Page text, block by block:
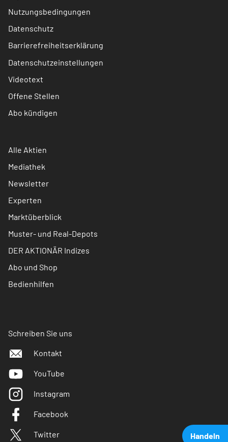
Handeln
Nutzungsbedingungen
Datenschutz
Barrierefreiheitserklärung
Datenschutzeinstellungen
Videotext
Offene Stellen
Abo kündigen
Alle Aktien
Mediathek
Newsletter
Experten
Marktüberblick
Muster- und Real-Depots
DER AKTIONÄR Indizes
Abo und Shop
Bedienhilfen
Schreiben Sie uns
Kontakt
YouTube
Instagram
Facebook
Twitter